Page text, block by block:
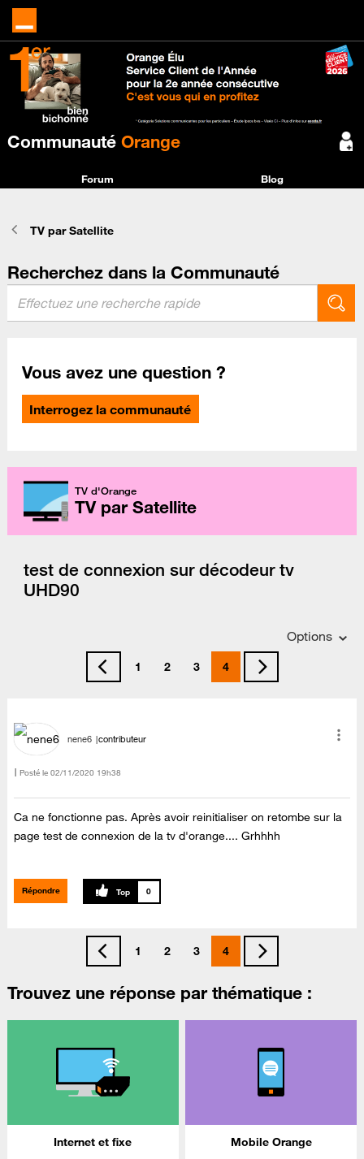
Communauté Orange
Forum Blog
TV par Satellite
Recherchez dans la Communauté
Vous avez une question ?
Interrogez la communauté
TV d'Orange
TV par Satellite
test de connexion sur décodeur tv
UHD90
Options
1 2 3 4
nene6 contributeur
Posté le ‎02/11/2020 19h38
Ca ne fonctionne pas. Après avoir reinitialiser on retombe sur la
page test de connexion de la tv d'orange.... Grhhhh
Répondre 0
1 2 3 4
Trouvez une réponse par thématique :
Internet et fixe Mobile Orange